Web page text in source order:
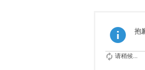
抱
请稍候...